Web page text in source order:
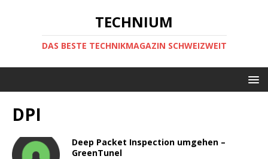
TECHNIUM
DAS BESTE TECHNIKMAGAZIN SCHWEIZWEIT
DPI
Deep Packet Inspection umgehen –
GreenTunel